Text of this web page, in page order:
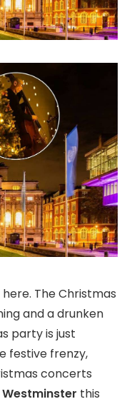
The Christmas
and a drunken
party is just
festive frenzy,
concerts
this